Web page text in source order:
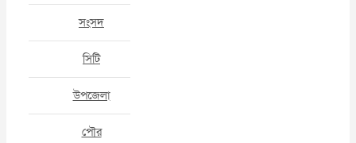
সংসদ
সিটি
উপজেলা
পৌর